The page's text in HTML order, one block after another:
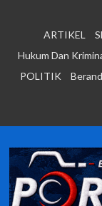
ARTIKEL
Hukum Dan
POLITIK